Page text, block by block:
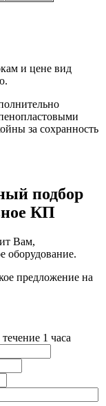
и цене вид
за сохранность
подбор
КП
Вам,
оборудование.
предложение на
течение 1 часа